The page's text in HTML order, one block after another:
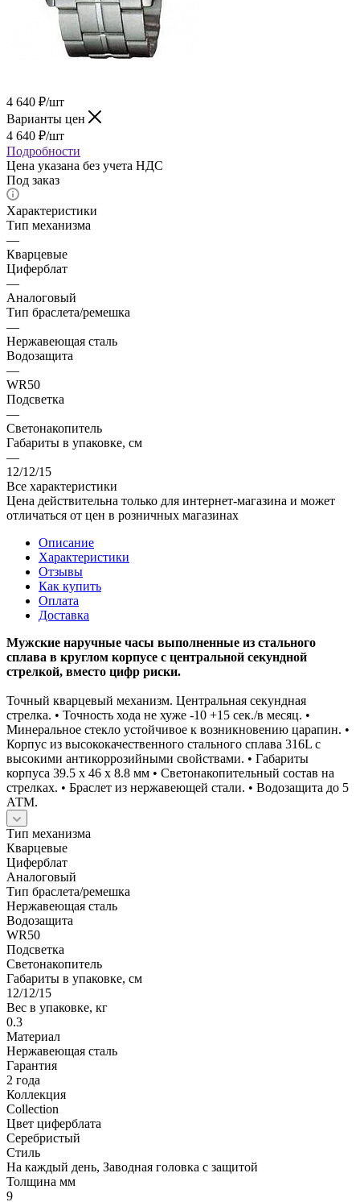
4 640 ₽/шт
Варианты цен
4 640 ₽/шт
Подробности
Цена указана без учета НДС
Под заказ
Характеристики
Тип механизма
—
Кварцевые
Циферблат
—
Аналоговый
Тип браслета/ремешка
—
Нержавеющая сталь
Водозащита
—
WR50
Подсветка
—
Светонакопитель
Габариты в упаковке, см
—
12/12/15
Все характеристики
Цена действительна только для интернет-магазина и может
отличаться от цен в розничных магазинах
Описание
Характеристики
Отзывы
Как купить
Оплата
Доставка
Мужские наручные часы выполненные из стального
сплава в круглом корпусе с центральной секундной
стрелкой, вместо цифр риски.
Точный кварцевый механизм. Центральная секундная
стрелка. • Точность хода не хуже -10 +15 сек./в месяц. •
Минеральное стекло устойчивое к возникновению царапин. •
Корпус из высококачественного стального сплава 316L с
высокими антикоррозийными свойствами. • Габариты
корпуса 39.5 x 46 x 8.8 мм • Светонакопительный состав на
стрелках. • Браслет из нержавеющей стали. • Водозащита до 5
АТМ.
Тип механизма
Кварцевые
Циферблат
Аналоговый
Тип браслета/ремешка
Нержавеющая сталь
Водозащита
WR50
Подсветка
Светонакопитель
Габариты в упаковке, см
12/12/15
Вес в упаковке, кг
0.3
Материал
Нержавеющая сталь
Гарантия
2 года
Коллекция
Collection
Цвет циферблата
Серебристый
Стиль
На каждый день, Заводная головка с защитой
Толщина мм
9